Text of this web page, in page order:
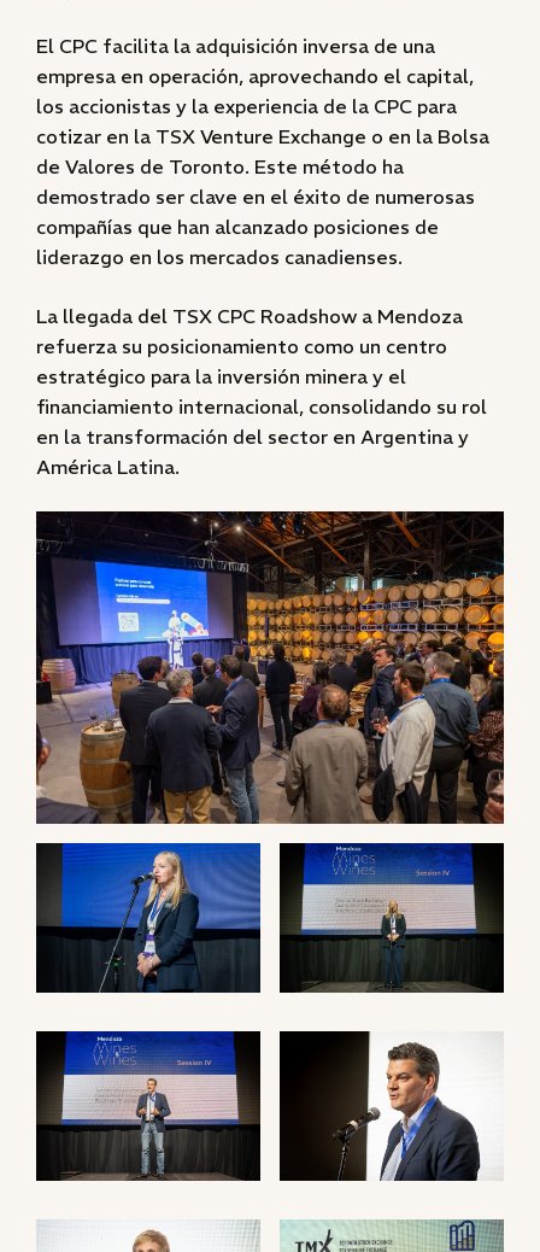
El CPC facilita la adquisición inversa de una
empresa en operación, aprovechando el capital,
los accionistas y la experiencia de la CPC para
cotizar en la TSX Venture Exchange o en la Bolsa
de Valores de Toronto. Este método ha
demostrado ser clave en el éxito de numerosas
compañías que han alcanzado posiciones de
liderazgo en los mercados canadienses.
La llegada del TSX CPC Roadshow a Mendoza
refuerza su posicionamiento como un centro
estratégico para la inversión minera y el
financiamiento internacional, consolidando su rol
en la transformación del sector en Argentina y
América Latina.